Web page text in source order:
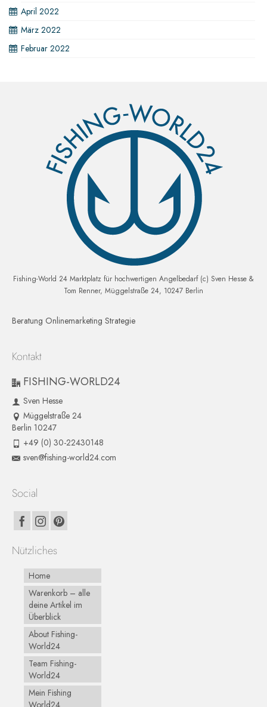
April 2022
März 2022
Februar 2022
Fishing-World 24 Marktplatz für hochwertigen Angelbedarf (c) Sven Hesse &
Tom Renner, Müggelstraße 24, 10247 Berlin
Beratung Onlinemarketing Strategie
Kontakt
FISHING-WORLD24
Sven Hesse
Müggelstraße 24
Berlin 10247
+49 (0) 30-22430148
sven@fishing-world24.com
Social
Nützliches
Home
Warenkorb – alle
deine Artikel im
Überblick
About Fishing-
World24
Team Fishing-
World24
Mein Fishing